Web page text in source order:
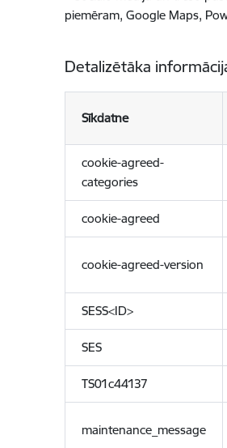
piemēram, Google Maps,
Detalizētāka
Sīkdatne
cookie-agreed-
categories
cookie-agreed
cookie-agreed-version
SESS<ID>
SES
TS01c44137
maintenance_message